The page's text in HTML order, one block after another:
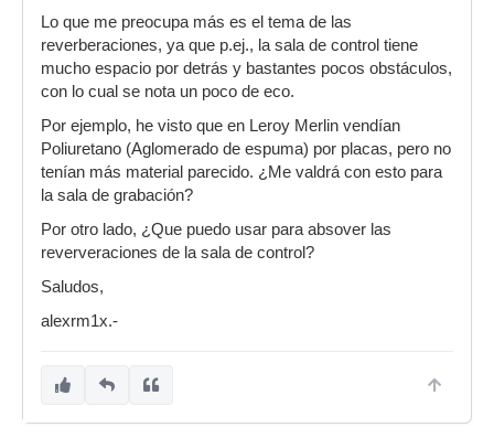
Lo que me preocupa más es el tema de las
reverberaciones, ya que p.ej., la sala de control tiene
mucho espacio por detrás y bastantes pocos obstáculos,
con lo cual se nota un poco de eco.
Por ejemplo, he visto que en Leroy Merlin vendían
Poliuretano (Aglomerado de espuma) por placas, pero no
tenían más material parecido. ¿Me valdrá con esto para
la sala de grabación?
Por otro lado, ¿Que puedo usar para absover las
reververaciones de la sala de control?
Saludos,
alexrm1x.-